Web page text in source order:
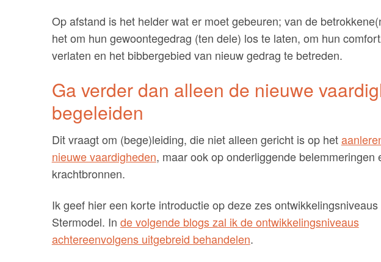
Op afstand is het helder wat er moet gebeuren; van de
het om hun gewoontegedrag (ten dele) los te laten, om hun
verlaten en het bibbergebied van nieuw gedrag te betreden.
Ga verder dan alleen de nieuwe
begeleiden
Dit vraagt om (bege)leiding, die niet alleen gericht is op het
nieuwe vaardigheden, maar ook op onderliggende belemmeringen
krachtbronnen.
Ik geef hier een korte introductie op deze zes
Stermodel. In de volgende blogs zal ik de ontwikkelingsniveaus
achtereenvolgens uitgebreid behandelen.